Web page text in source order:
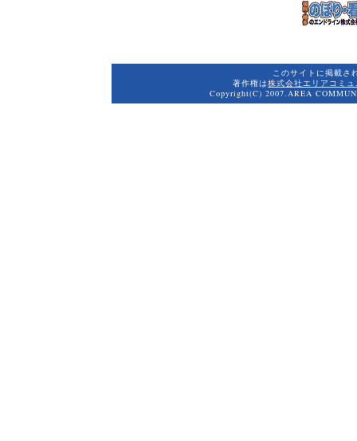
このサイトに掲載さ
著作権は株式会社エリアコミ
Copyright(C) 2007.AREA